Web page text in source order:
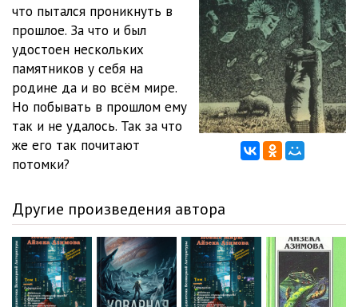
что пытался проникнуть в
прошлое. За что и был
удостоен нескольких
памятников у себя на
родине да и во всём мире.
Но побывать в прошлом ему
так и не удалось. Так за что
же его так почитают
потомки?
Другие произведения автора